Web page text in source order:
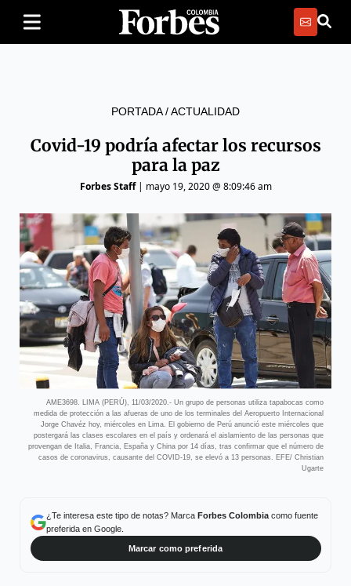
PORTADA/ACTUALIDAD
Covid-19 podría afectar los recursos
para la paz
Forbes Staff| mayo 19, 2020 @ 8:09:46 am
AME3698. LIMA (PERÚ), 11/03/2020.- Un grupo de personas utiliza tapabocas como
medida de protección a las afueras de uno de los terminales del Aeropuerto Internacional
Jorge Chavéz hoy, miércoles en Lima. El gobierno de Perú anunció este miércoles que
postergará las clases escolares en el país y ordenará el aislamiento de las personas que
provengan de Italia, Francia, España y China por 14 días, tras confirmar que el número de
casos de coronavirus, causante del COVID-19, se elevó a 13 personas. EFE/ Christian
Ugarte
¿Te interesa este tipo de notas? Marca Forbes Colombiacomo fuente
preferida en Google.
Marcar como preferida